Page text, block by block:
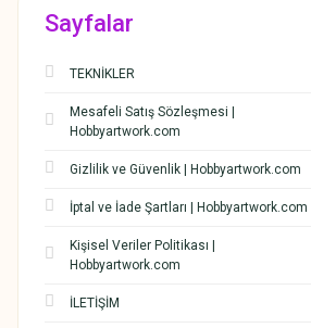
Sayfalar
TEKNİKLER
Mesafeli Satış Sözleşmesi |
Hobbyartwork.com
Gizlilik ve Güvenlik | Hobbyartwork.com
İptal ve İade Şartları | Hobbyartwork.com
Kişisel Veriler Politikası |
Hobbyartwork.com
İLETİŞİM